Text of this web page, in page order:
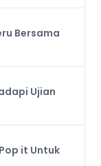
Bersama
Ujian
it Untuk